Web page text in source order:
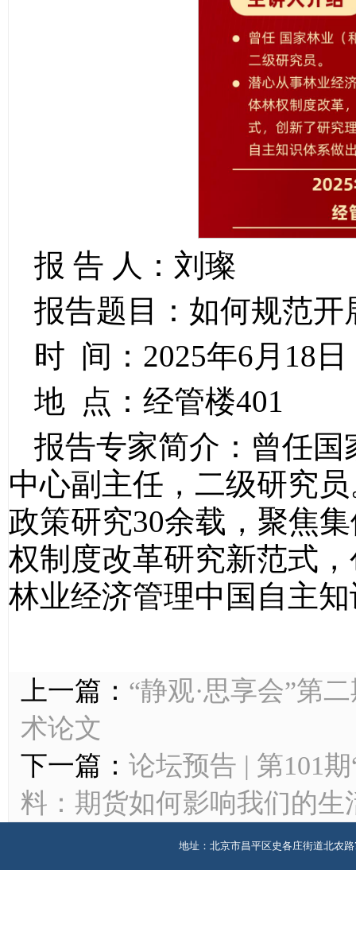
报 告 人：刘璨
报告题目：如何规范
时 间：2025年6月18
地 点：经管楼401
报告专家简介：曾任
中心副主任，二级研究
政策研究30余载，聚焦
权制度改革研究新范式
林业经济管理中国自主
上一篇： “静观·思享会”第
术论文
下一篇： 论坛预告 | 第101
料：期货如何影响我们的生
地址：北京市昌平区史各庄街道北农路